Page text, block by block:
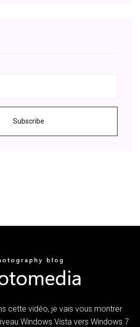
Subscribe
cette vidéo, je vais vous montrer
Windows Vista vers Windows 7